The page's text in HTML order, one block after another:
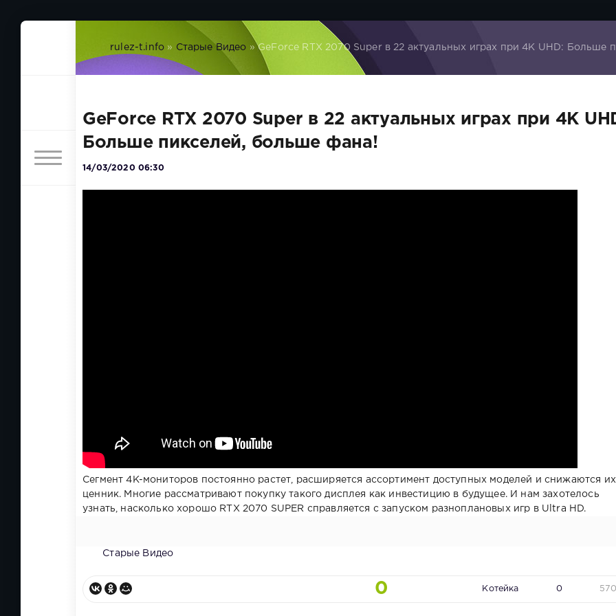
rulez-t.info » Старые Видео » GeForce RTX 2070 Super в 22 актуальных играх при 4K UHD: Больше
GeForce RTX 2070 Super в 22 актуальных играх при 4K
Больше пикселей, больше фана!
14/03/2020 06:30
Сегмент 4K-мониторов постоянно растет, расширяется ассортимент доступных моделей и снижаются их
ценник. Многие рассматривают покупку такого дисплея как инвестицию в будущее. И нам захотелось
узнать, насколько хорошо RTX 2070 SUPER справляется с запуском разноплановых игр в Ultra HD.
Старые Видео
0 Котейка 0